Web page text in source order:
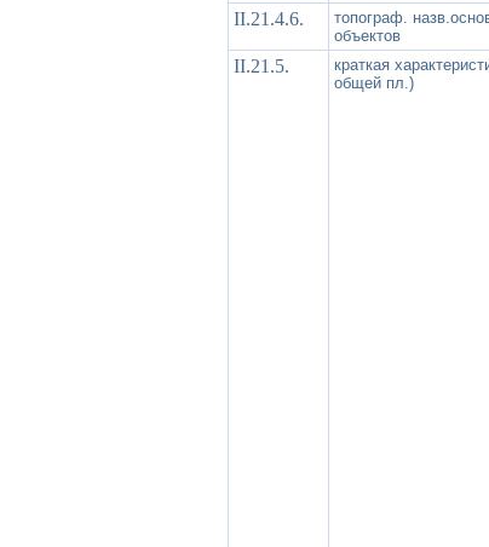
II.21.4.6.
топограф.
объектов
II.21.5.
краткая
общей пл.)